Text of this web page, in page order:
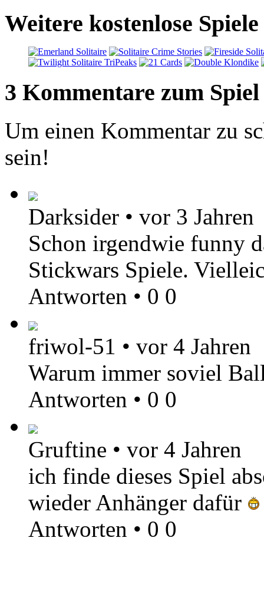
Weitere kostenlose
3 Kommentare zum Spiel
Um einen Kommentar zu
sein!
Darksider • vor 3 Jahren
Schon irgendwie funny
Stickwars Spiele.
Antworten • 0 0
friwol-51 • vor 4 Jahren
Warum immer soviel
Antworten • 0 0
Gruftine • vor 4 Jahren
ich finde dieses Spiel
wieder Anhänger dafür
Antworten • 0 0